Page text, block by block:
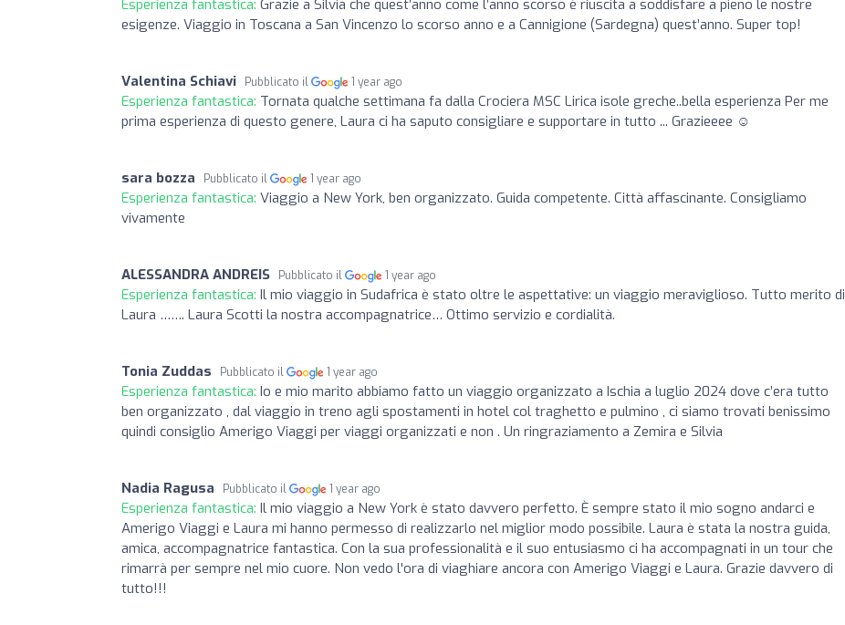
Esperienza fantastica: Grazie a Silvia che quest’anno come l’anno scorso è riuscita a soddisfare a pieno le nostre
esigenze. Viaggio in Toscana a San Vincenzo lo scorso anno e a Cannigione (Sardegna) quest’anno. Super top!
Valentina Schiavi Pubblicato il 1 year ago
Esperienza fantastica: Tornata qualche settimana fa dalla Crociera MSC Lirica isole greche..bella esperienza Per me
prima esperienza di questo genere, Laura ci ha saputo consigliare e supportare in tutto ... Grazieeee ☺️
sara bozza Pubblicato il 1 year ago
Esperienza fantastica: Viaggio a New York, ben organizzato. Guida competente. Città affascinante. Consigliamo
vivamente
ALESSANDRA ANDREIS Pubblicato il 1 year ago
Esperienza fantastica: Il mio viaggio in Sudafrica è stato oltre le aspettative: un viaggio meraviglioso. Tutto merito di
Laura ……. Laura Scotti la nostra accompagnatrice… Ottimo servizio e cordialità.
Tonia Zuddas Pubblicato il 1 year ago
Esperienza fantastica: Io e mio marito abbiamo fatto un viaggio organizzato a Ischia a luglio 2024 dove c’era tutto
ben organizzato , dal viaggio in treno agli spostamenti in hotel col traghetto e pulmino , ci siamo trovati benissimo
quindi consiglio Amerigo Viaggi per viaggi organizzati e non . Un ringraziamento a Zemira e Silvia
Nadia Ragusa Pubblicato il 1 year ago
Esperienza fantastica: Il mio viaggio a New York è stato davvero perfetto. È sempre stato il mio sogno andarci e
Amerigo Viaggi e Laura mi hanno permesso di realizzarlo nel miglior modo possibile. Laura è stata la nostra guida,
amica, accompagnatrice fantastica. Con la sua professionalità e il suo entusiasmo ci ha accompagnati in un tour che
rimarrà per sempre nel mio cuore. Non vedo l'ora di viaghiare ancora con Amerigo Viaggi e Laura. Grazie davvero di
tutto!!!